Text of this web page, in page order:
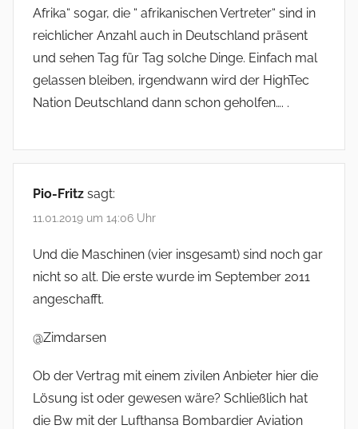
Afrika“ sogar, die “ afrikanischen Vertreter“ sind in
reichlicher Anzahl auch in Deutschland präsent
und sehen Tag für Tag solche Dinge. Einfach mal
gelassen bleiben, irgendwann wird der HighTec
Nation Deutschland dann schon geholfen…. .
Pio-Fritz sagt:
11.01.2019 um 14:06 Uhr
Und die Maschinen (vier insgesamt) sind noch gar
nicht so alt. Die erste wurde im September 2011
angeschafft.
@Zimdarsen
Ob der Vertrag mit einem zivilen Anbieter hier die
Lösung ist oder gewesen wäre? Schließlich hat
die Bw mit der Lufthansa Bombardier Aviation